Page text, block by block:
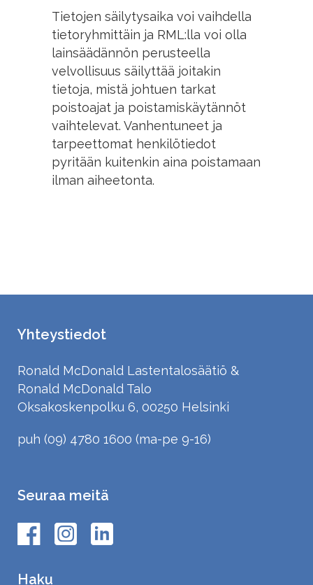
Tietojen säilytysaika voi vaihdella
tietoryhmittäin ja RML:lla voi olla
lainsäädännön perusteella
velvollisuus säilyttää joitakin
tietoja, mistä johtuen tarkat
poistoajat ja poistamiskäytännöt
vaihtelevat. Vanhentuneet ja
tarpeettomat henkilötiedot
pyritään kuitenkin aina poistamaan
ilman aiheetonta.
Yhteystiedot
Ronald McDonald Lastentalosäätiö &
Ronald McDonald Talo
Oksakoskenpolku 6, 00250 Helsinki
puh (09) 4780 1600 (ma-pe 9-16)
Seuraa meitä
Haku